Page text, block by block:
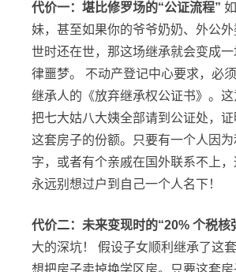
代价一：堪比修罗场的“公证流程”
妹，甚至如果你的爷爷奶奶、外公
世时还在世，那这场继承就会变成
律噩梦。 不动产登记中心要求，必
继承人的《放弃继承权公证书》。
把七大姑八大姨全部请到公证处，
这套房子的份额。只要有一个人因
字，或者有个亲戚在国外联系不上
永远别想过户到自己一个人名下！
代价二：未来变现时的“20% 个税核
大的深坑！ 假设子女顺利继承了这
想把房子卖掉换学区房。只要这套房